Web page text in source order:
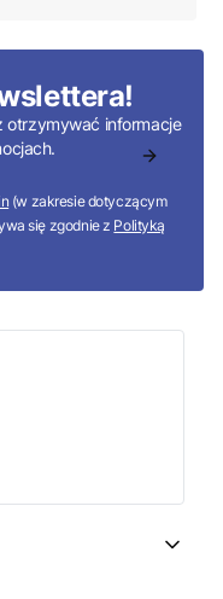
otrzymywać informacje
(w zakresie dotyczącym
się zgodnie z Polityką